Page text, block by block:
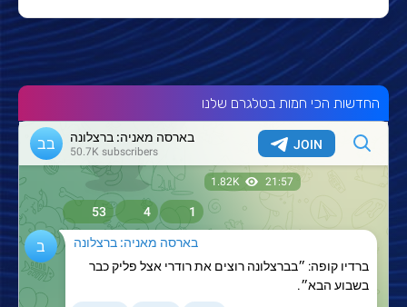
החדשות הכי חמות בטלגרם שלנו